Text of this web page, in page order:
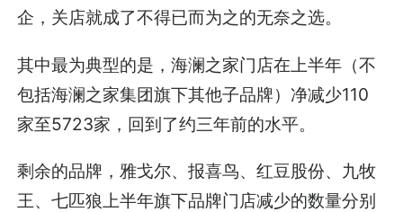
企，关店就成了不得已而为之的无奈之选。
其中最为典型的是，海澜之家门店在上半年（不
包括海澜之家集团旗下其他子品牌）净减少110
家至5723家，回到了约三年前的水平。
剩余的品牌，雅戈尔、报喜鸟、红豆股份、九牧
王、七匹狼上半年旗下品牌门店减少的数量分别